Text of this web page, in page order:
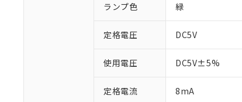
ランプ色 緑
定格電圧 DC5V
使用電圧 DC5V±5%
定格電流 8mA
※1 対応状
対応予定な